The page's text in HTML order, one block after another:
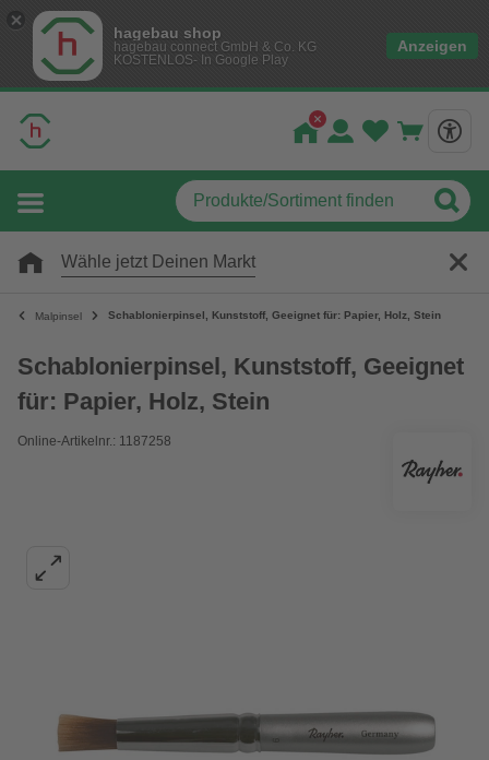
hagebau shop
hagebau connect GmbH & Co. KG
KOSTENLOS- In Google Play
Anzeigen
Wähle jetzt Deinen Markt
Malpinsel Schablonierpinsel, Kunststoff, Geeignet für: Papier, Holz, Stein
Schablonierpinsel, Kunststoff, Geeignet
für: Papier, Holz, Stein
Online-Artikelnr.: 1187258